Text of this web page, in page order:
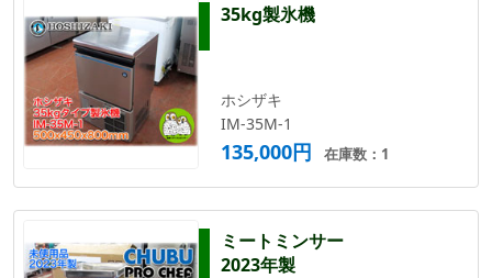
35kg製氷機
ホシザキ
IM-35M-1
135,000円 在庫数：1
ミートミンサー
2023年製